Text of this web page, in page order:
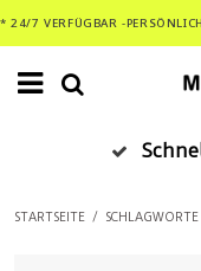
* 24/7 VERFÜGBAR -
STARTSEITE / SCHLAGWORTE